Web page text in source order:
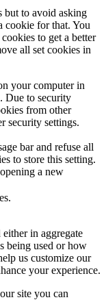
but to avoid asking
cookie for that. You
to get a better
all set cookies in
your computer in
Due to security
from other
security settings.
bar and refuse all
to store this setting.
a new
in aggregate
being used or how
us customize our
your experience.
site you can